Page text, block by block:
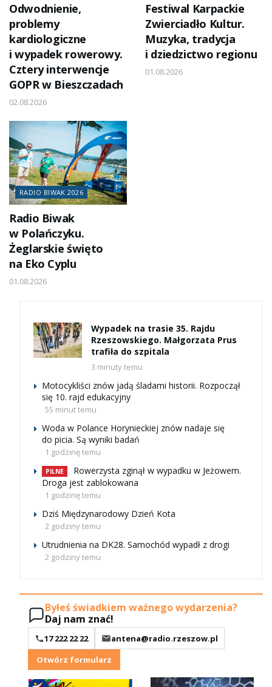
Odwodnienie,
problemy
kardiologiczne
i wypadek rowerowy.
Cztery interwencje
GOPR w Bieszczadach
02.08.2026
Festiwal Karpackie
Zwierciadło Kultur.
Muzyka, tradycja
i dziedzictwo regionu
01.08.2026
RADIO BIWAK 2026
Radio Biwak
w Polańczyku.
Żeglarskie święto
na Eko Cyplu
01.08.2026
Wypadek na trasie 35. Rajdu
Rzeszowskiego. Małgorzata Prus
trafiła do szpitala
3 minuty temu
Motocykliści znów jadą śladami historii. Rozpoczął
się 10. rajd edukacyjny
55 minut temu
Woda w Polance Horynieckiej znów nadaje się
do picia. Są wyniki badań
1 godzinę temu
PILNE
Rowerzysta zginął w wypadku w Jeżowem.
Droga jest zablokowana
1 godzinę temu
Dziś Międzynarodowy Dzień Kota
2 godziny temu
Utrudnienia na DK28. Samochód wypadł z drogi
2 godziny temu
Byłeś świadkiem ważnego wydarzenia?
Daj nam znać!
17 222 22 22
antena@radio.rzeszow.pl
Otwórz formularz